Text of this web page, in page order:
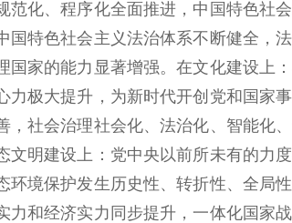
化、程序化全面推进，中国特色社
特色社会主义法治体系不断健全，
家的能力显著增强。在文化建设上
极大提升，为新时代开创党和国家
社会治理社会化、法治化、智能化
明建设上：党中央以前所未有的力
境保护发生历史性、转折性、全局
和经济实力同步提升，一体化国家